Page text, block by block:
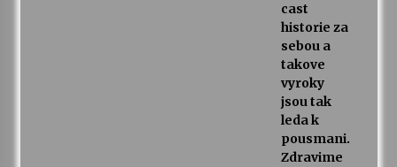
cast
historie za
sebou a
takove
vyroky
jsou tak
leda k
pousmani.
Zdravime